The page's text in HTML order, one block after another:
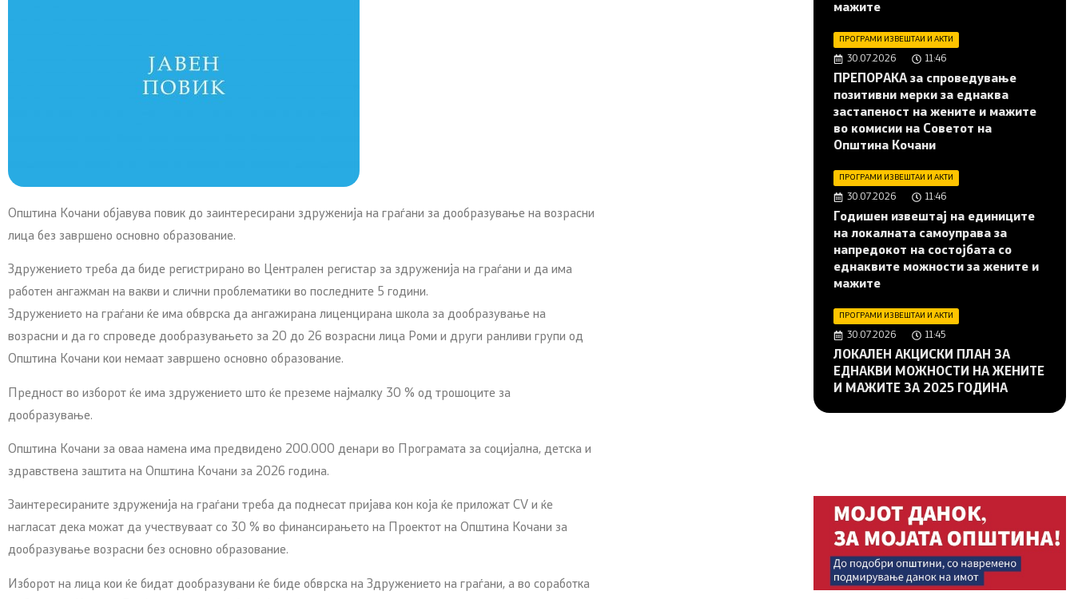
Општина Кочани објавува повик до заинтересирани здруженија на граѓани за дообразување на возрасни
лица без завршено основно образование.
Здружението треба да биде регистрирано во Централен регистар за здруженија на граѓани и да има
работен ангажман на вакви и слични проблематики во последните 5 години.
Здружението на граѓани ќе има обврска да ангажирана лиценцирана школа за дообразување на
возрасни и да го спроведе дообразувањето за 20 до 26 возрасни лица Роми и други ранливи групи од
Општина Кочани кои немаат завршено основно образование.
Предност во изборот ќе има здружението што ќе преземе најмалку 30 % од трошоците за
дообразување.
Општина Кочани за оваа намена има предвидено 200.000 денари во Програмата за социјална, детска и
здравствена заштита на Општина Кочани за 2026 година.
Заинтересираните здруженија на граѓани треба да поднесат пријава кон која ќе приложат CV и ќе
нагласат дека можат да учествуваат со 30 % во финансирањето на Проектот на Општина Кочани за
дообразување возрасни без основно образование.
Изборот на лица кои ќе бидат дообразувани ќе биде обврска на Здружението на граѓани, а во соработка
мажите
ПРОГРАМИ ИЗВЕШТАИ И АКТИ
30.07.2026 11:46
ПРЕПОРАКА за спроведување
позитивни мерки за еднаква
застапеност на жените и мажите
во комисии на Советот на
Општина Кочани
ПРОГРАМИ ИЗВЕШТАИ И АКТИ
30.07.2026 11:46
Годишен извештај на единиците
на локалната самоуправа за
напредокот на состојбата со
еднаквите можности за жените и
мажите
ПРОГРАМИ ИЗВЕШТАИ И АКТИ
30.07.2026 11:45
ЛОКАЛЕН АКЦИСКИ ПЛАН ЗА
ЕДНАКВИ МОЖНОСТИ НА ЖЕНИТЕ
И МАЖИТЕ ЗА 2025 ГОДИНА